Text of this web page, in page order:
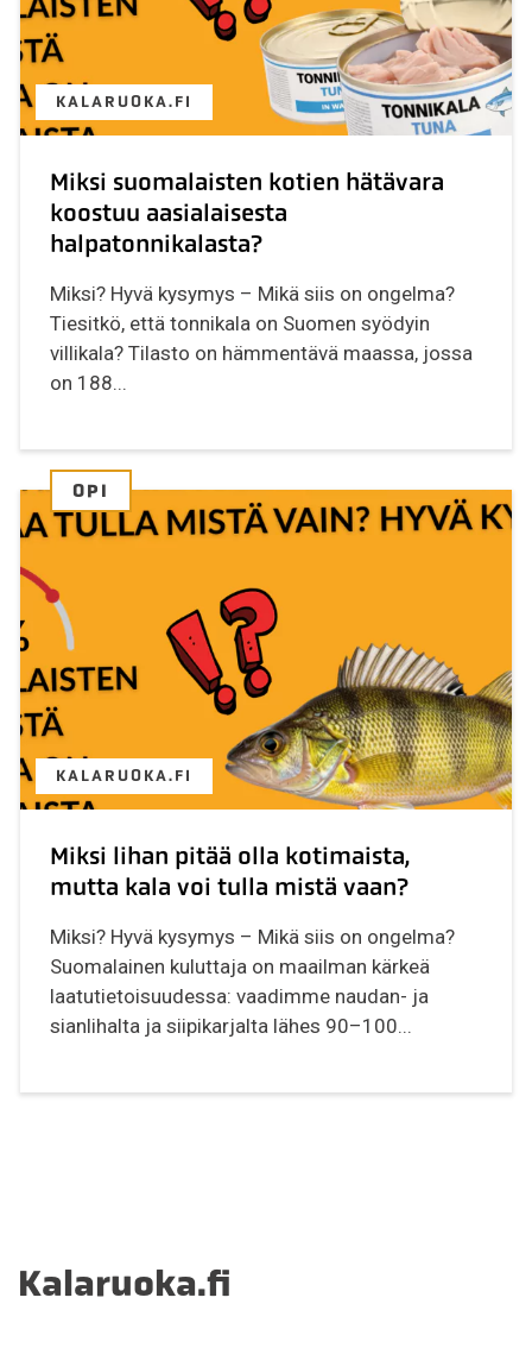
KALARUOKA.FI
Miksi suomalaisten kotien hätävara
koostuu aasialaisesta
halpatonnikalasta?
Miksi? Hyvä kysymys – Mikä siis on ongelma?
Tiesitkö, että tonnikala on Suomen syödyin
villikala? Tilasto on hämmentävä maassa, jossa
on 188...
OPI
KALARUOKA.FI
Miksi lihan pitää olla kotimaista,
mutta kala voi tulla mistä vaan?
Miksi? Hyvä kysymys – Mikä siis on ongelma?
Suomalainen kuluttaja on maailman kärkeä
laatutietoisuudessa: vaadimme naudan- ja
sianlihalta ja siipikarjalta lähes 90–100...
Kalaruoka.fi